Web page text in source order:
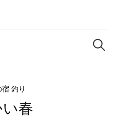
索:
釣り
春